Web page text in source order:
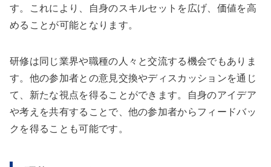
す。これにより、自身のスキルセットを広げ、価値を高
めることが可能となります。
研修は同じ業界や職種の人々と交流する機会でもありま
す。他の参加者との意見交換やディスカッションを通じ
て、新たな視点を得ることができます。自身のアイデア
や考えを共有することで、他の参加者からフィードバッ
クを得ることも可能です。